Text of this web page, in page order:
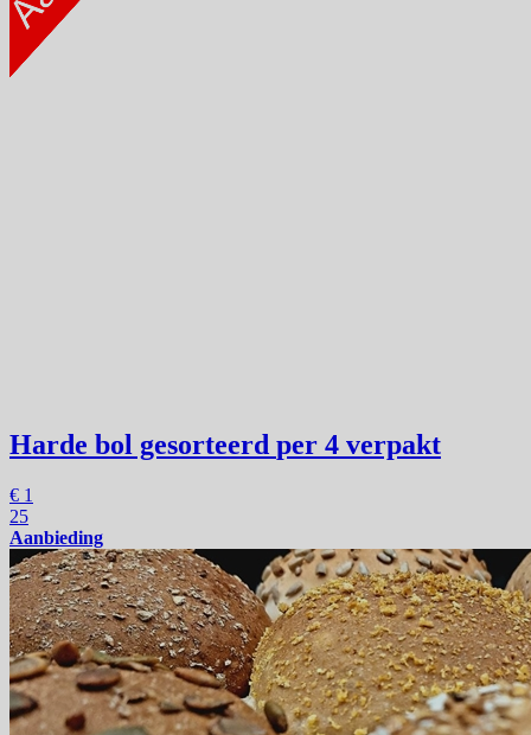
Harde bol gesorteerd per 4 verpakt
€ 1
25
Aanbieding